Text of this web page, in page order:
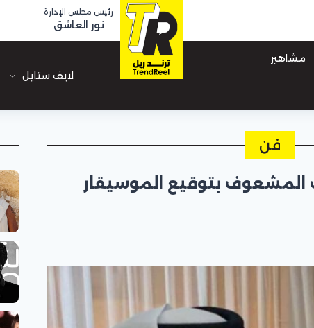
رئيس مجلس الإدارة
نور العاشق
مشاهير
لايف ستايل
فن
المشعوف بتوقيع الموسيقار